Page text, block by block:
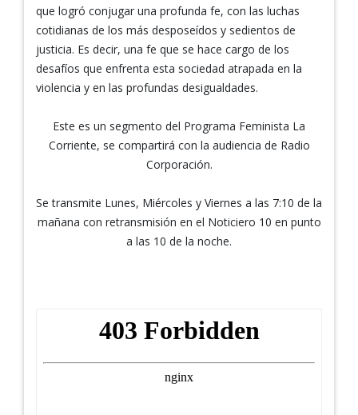
que logró conjugar una profunda fe, con las luchas
cotidianas de los más desposeídos y sedientos de
justicia. Es decir, una fe que se hace cargo de los
desafíos que enfrenta esta sociedad atrapada en la
violencia y en las profundas desigualdades.
Este es un segmento del Programa Feminista La
Corriente, se compartirá con la audiencia de Radio
Corporación.
Se transmite Lunes, Miércoles y Viernes a las 7:10 de la
mañana con retransmisión en el Noticiero 10 en punto
a las 10 de la noche.